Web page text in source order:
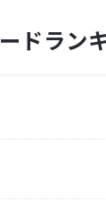
ドラン